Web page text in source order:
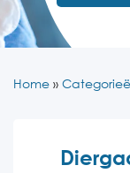
Home »